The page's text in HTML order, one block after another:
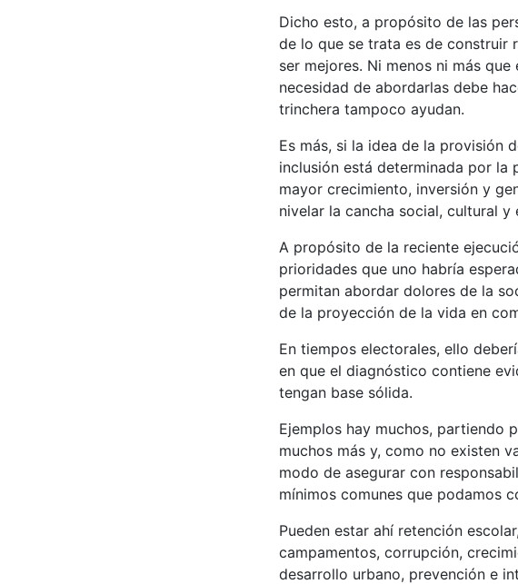
Dicho esto, a propósito de las
de lo que se trata es de construir
ser mejores. Ni menos ni más
necesidad de abordarlas debe
trinchera tampoco ayudan.
Es más, si la idea de la provisión
inclusión está determinada por
mayor crecimiento, inversión y
nivelar la cancha social, cultural
A propósito de la reciente
prioridades que uno habría
permitan abordar dolores de la
de la proyección de la vida en
En tiempos electorales, ello
en que el diagnóstico contiene
tengan base sólida.
Ejemplos hay muchos, partiendo
muchos más y, como no existen
modo de asegurar con
mínimos comunes que podamos
Pueden estar ahí retención
campamentos, corrupción,
desarrollo urbano, prevención e